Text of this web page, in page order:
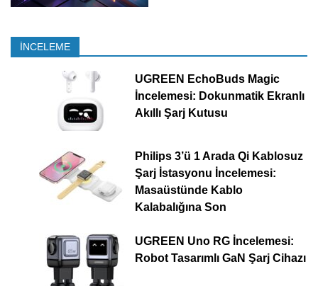
İNCELEME
UGREEN EchoBuds Magic
İncelemesi: Dokunmatik Ekranlı
Akıllı Şarj Kutusu
Philips 3’ü 1 Arada Qi Kablosuz
Şarj İstasyonu İncelemesi:
Masaüstünde Kablo
Kalabalığına Son
UGREEN Uno RG İncelemesi:
Robot Tasarımlı GaN Şarj Cihazı